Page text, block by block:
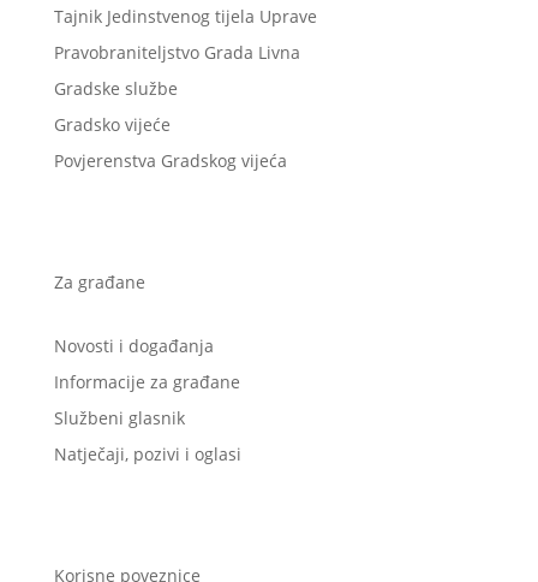
Tajnik Jedinstvenog tijela Uprave
Pravobraniteljstvo Grada Livna
Gradske službe
Gradsko vijeće
Povjerenstva Gradskog vijeća
Za građane
Novosti i događanja
Informacije za građane
Službeni glasnik
Natječaji, pozivi i oglasi
Korisne poveznice